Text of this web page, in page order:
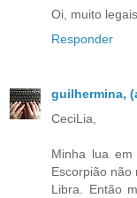
Oi, muito
Responder
guilhermina,
CeciLia,
Minha lua
Escorpião
Libra. Então